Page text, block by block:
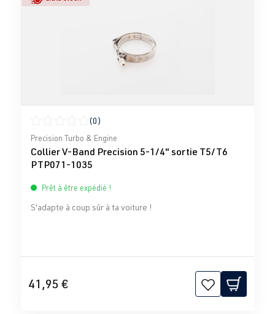
Note moyenne de 0 sur 5 étoiles
(0)
Precision Turbo & Engine
Collier V-Band Precision 5-1/4" sortie T5/T6
PTP071-1035
Prêt à être expédié !
S'adapte à coup sûr à ta voiture !
41,95 €